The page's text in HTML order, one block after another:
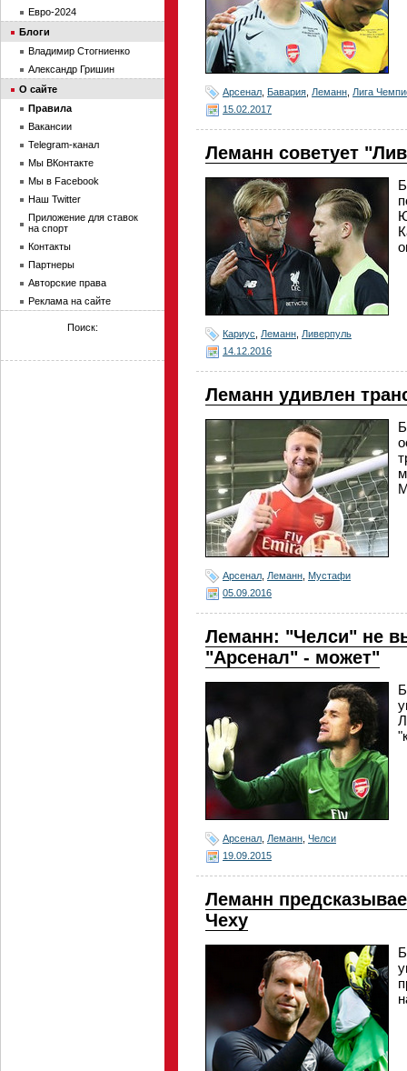
Арсенал Бавария Леманн Лига
15.02.2017
Леманн советует
Кариус Леманн Ливерпуль
14.12.2016
Леманн удивлен
Арсенал Леманн Мустафи
05.09.2016
Леманн: "Челси" не
"Арсенал" - может"
Арсенал Леманн Челси
19.09.2015
Леманн
Чеху
Евро-2024
Блоги
Владимир Стогниенко
Александр Гришин
О сайте
Правила
Вакансии
Telegram-канал
Мы ВКонтакте
Мы в Facebook
Наш Twitter
Приложение для ставок
на спорт
Контакты
Партнеры
Авторские права
Реклама на сайте
Поиск: